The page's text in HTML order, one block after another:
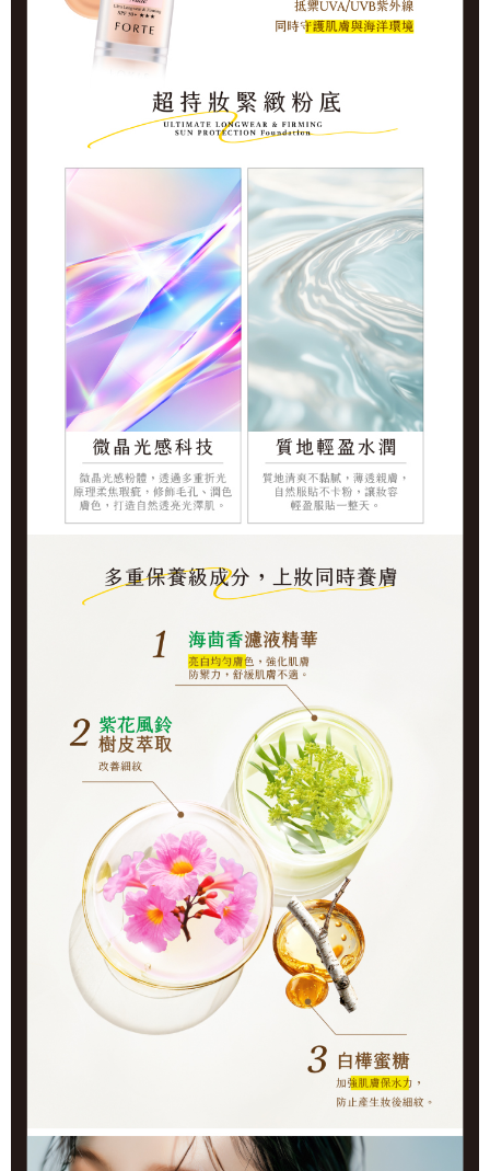
時審查核予不同之上限額度；若仍有額度不足之情形，本公司將視審查結果
請求用戶進行身份認證。
５．嚴禁一人註冊多個帳號或使用他人資訊註冊。若發現惡意使用之情形，
每筆NT$90，滿NT$1,000(含以上)免運費
每筆NT$90，滿NT$1,000(含以上)免運費